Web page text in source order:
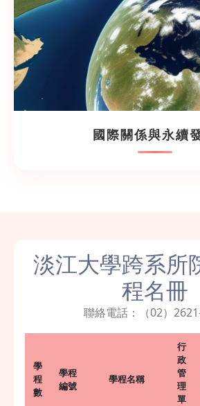
國際關係與永續
淡江大學跨系所
程名冊
聯絡電話：（02）
學
程
數
學程
編號
學程名稱
行
政
管
理
單